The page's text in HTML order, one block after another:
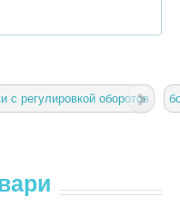
с регулировкой оборотов